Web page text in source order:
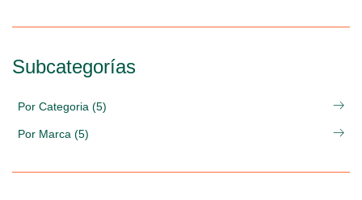
Subcategorías
Por Categoria (5)
Por Marca (5)